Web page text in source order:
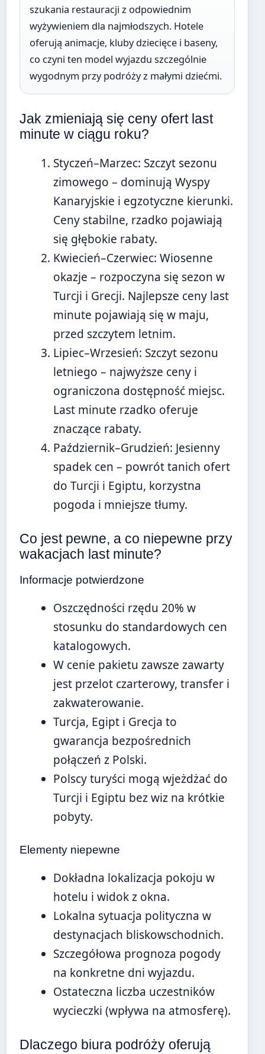
szukania restauracji z odpowiednim
wyżywieniem dla najmłodszych. Hotele
oferują animacje, kluby dziecięce i baseny,
co czyni ten model wyjazdu szczególnie
wygodnym przy podróży z małymi dziećmi.
Jak zmieniają się ceny ofert last
minute w ciągu roku?
Styczeń–Marzec: Szczyt sezonu
zimowego – dominują Wyspy
Kanaryjskie i egzotyczne kierunki.
Ceny stabilne, rzadko pojawiają
się głębokie rabaty.
Kwiecień–Czerwiec: Wiosenne
okazje – rozpoczyna się sezon w
Turcji i Grecji. Najlepsze ceny last
minute pojawiają się w maju,
przed szczytem letnim.
Lipiec–Wrzesień: Szczyt sezonu
letniego – najwyższe ceny i
ograniczona dostępność miejsc.
Last minute rzadko oferuje
znaczące rabaty.
Październik–Grudzień: Jesienny
spadek cen – powrót tanich ofert
do Turcji i Egiptu, korzystna
pogoda i mniejsze tłumy.
Co jest pewne, a co niepewne przy
wakacjach last minute?
Informacje potwierdzone
Oszczędności rzędu 20% w
stosunku do standardowych cen
katalogowych.
W cenie pakietu zawsze zawarty
jest przelot czarterowy, transfer i
zakwaterowanie.
Turcja, Egipt i Grecja to
gwarancja bezpośrednich
połączeń z Polski.
Polscy turyści mogą wjeżdżać do
Turcji i Egiptu bez wiz na krótkie
pobyty.
Elementy niepewne
Dokładna lokalizacja pokoju w
hotelu i widok z okna.
Lokalna sytuacja polityczna w
destynacjach bliskowschodnich.
Szczegółowa prognoza pogody
na konkretne dni wyjazdu.
Ostateczna liczba uczestników
wycieczki (wpływa na atmosferę).
Dlaczego biura podróży oferują